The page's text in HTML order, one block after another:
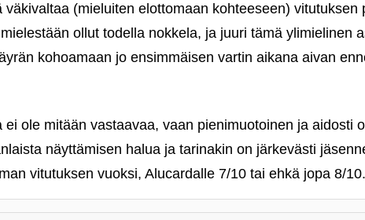
väkivaltaa (mieluiten elottomaan kohteeseen) vitutuksen
ollut todella nokkela, ja juuri tämä ylimielinen
kohoamaan jo ensimmäisen vartin aikana aivan
ei ole mitään vastaavaa, vaan pienimuotoinen ja aidosti
näyttämisen halua ja tarinakin on järkevästi
vitutuksen vuoksi, Alucardalle 7/10 tai ehkä jopa 8/10.